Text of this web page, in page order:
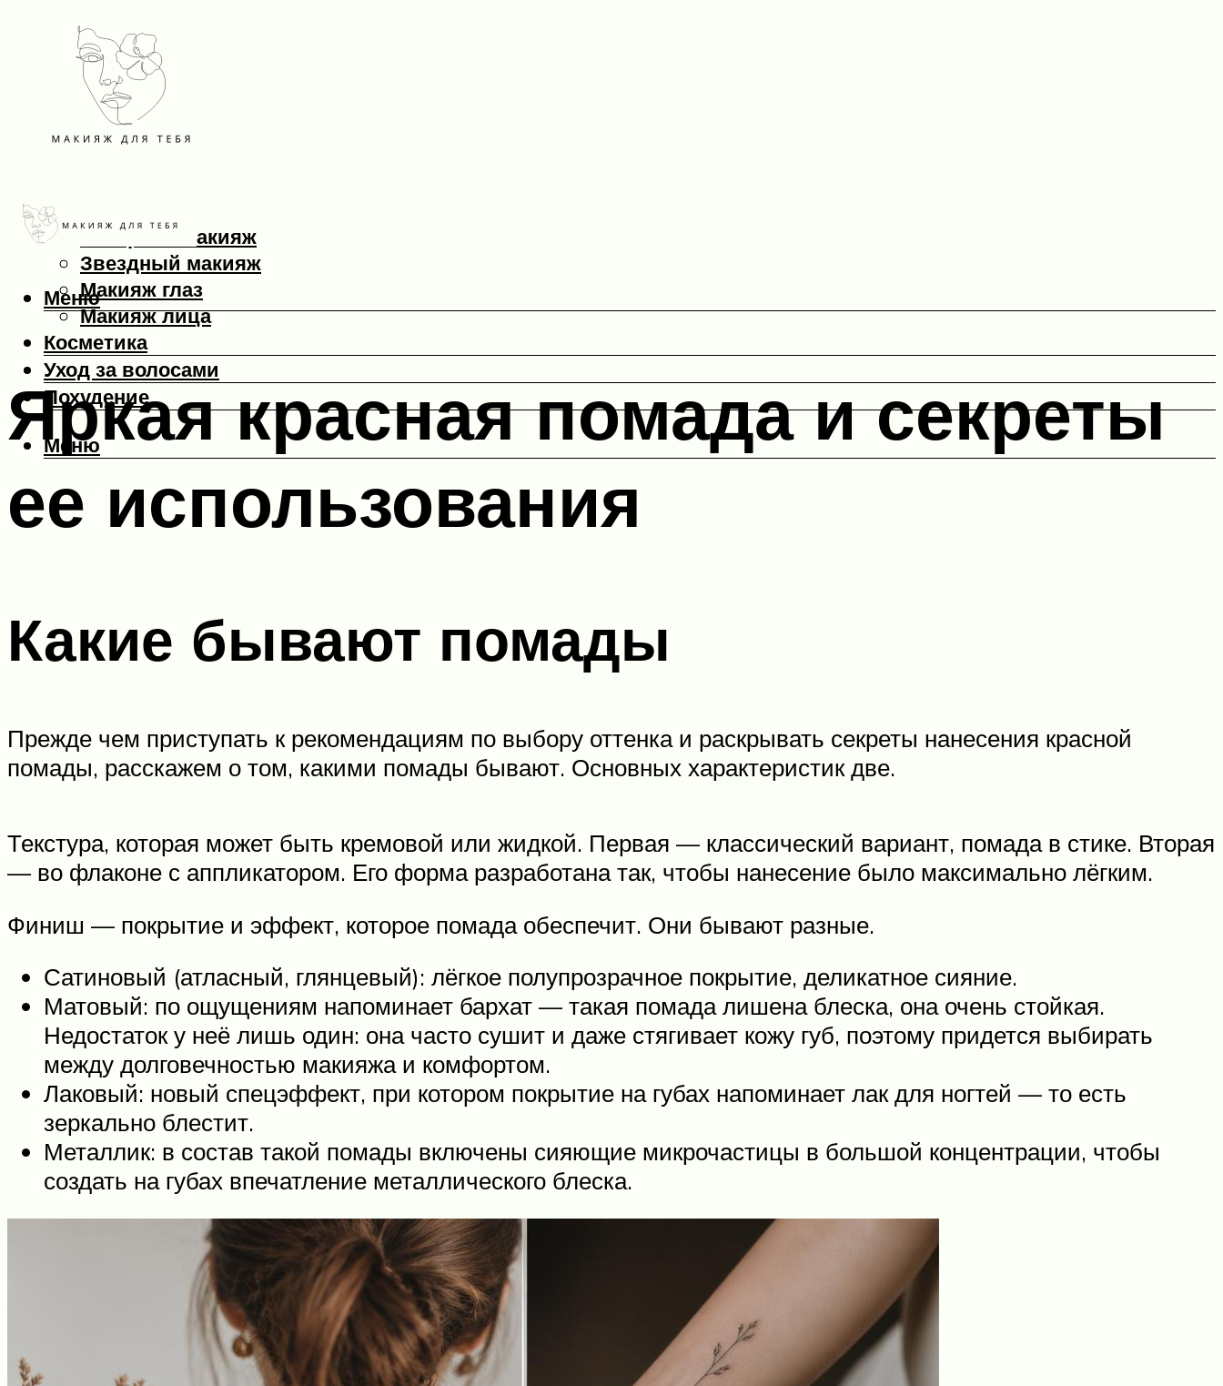
Макияж
Вечерний макияж
Звездный макияж
Макияж глаз
Макияж лица
Косметика
Уход за волосами
Похудение
Меню
Меню
Яркая красная помада и секреты
ее использования
Какие бывают помады
Прежде чем приступать к рекомендациям по выбору оттенка и раскрывать секреты нанесения красной
помады, расскажем о том, какими помады бывают. Основных характеристик две.
Текстура, которая может быть кремовой или жидкой. Первая — классический вариант, помада в стике. Вторая
— во флаконе с аппликатором. Его форма разработана так, чтобы нанесение было максимально лёгким.
Финиш — покрытие и эффект, которое помада обеспечит. Они бывают разные.
Сатиновый (атласный, глянцевый): лёгкое полупрозрачное покрытие, деликатное сияние.
Матовый: по ощущениям напоминает бархат — такая помада лишена блеска, она очень стойкая.
Недостаток у неё лишь один: она часто сушит и даже стягивает кожу губ, поэтому придется выбирать
между долговечностью макияжа и комфортом.
Лаковый: новый спецэффект, при котором покрытие на губах напоминает лак для ногтей — то есть
зеркально блестит.
Металлик: в состав такой помады включены сияющие микрочастицы в большой концентрации, чтобы
создать на губах впечатление металлического блеска.